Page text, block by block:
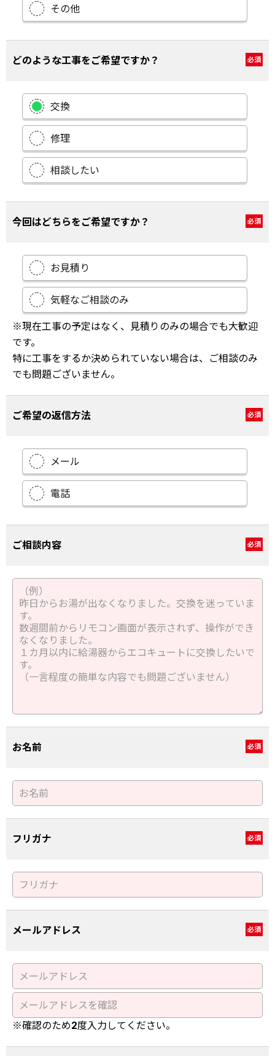
その他
どのような工事をご希望ですか？ 必須
交換
修理
相談したい
今回はどちらをご希望ですか？ 必須
お見積り
気軽なご相談のみ
※現在工事の予定はなく、見積りのみの場合でも大歓迎
です。
特に工事をするか決められていない場合は、ご相談のみ
でも問題ございません。
ご希望の返信方法 必須
メール
電話
ご相談内容 必須
お名前 必須
フリガナ 必須
メールアドレス 必須
※確認のため2度入力してください。